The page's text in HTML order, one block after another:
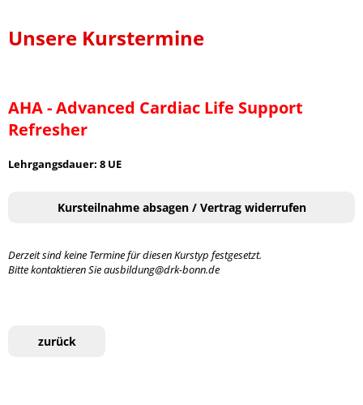
Unsere Kurstermine
AHA - Advanced Cardiac Life Support
Refresher
Lehrgangsdauer: 8 UE
Kursteilnahme absagen / Vertrag widerrufen
Derzeit sind keine Termine für diesen Kurstyp festgesetzt.
Bitte kontaktieren Sie ausbildung@drk-bonn.de
zurück